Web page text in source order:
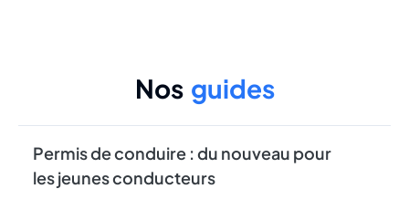
Nos guides
Permis de conduire : du nouveau pour
les jeunes conducteurs